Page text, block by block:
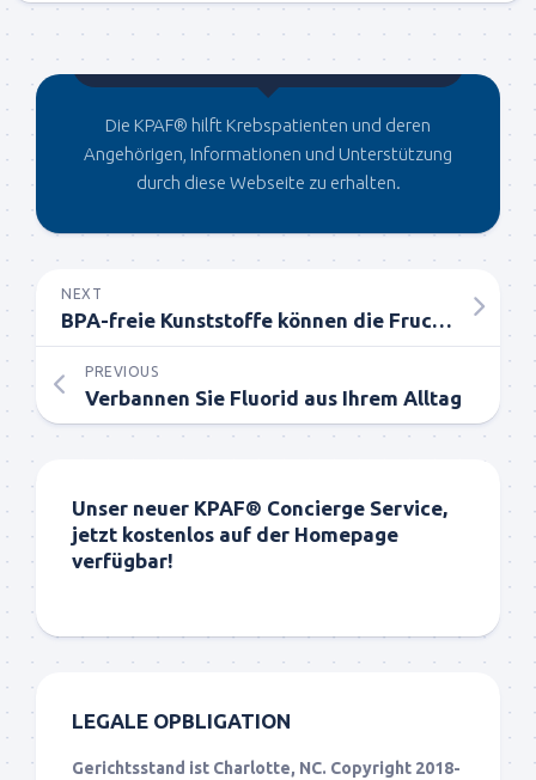
Gegründet von Dr.C
Die KPAF® hilft Krebspatienten und deren
Angehörigen, Informationen und Unterstützung
durch diese Webseite zu erhalten.
NEXT
BPA-freie Kunststoffe können die Fruchtbarkeit beeinträchtigen
PREVIOUS
Verbannen Sie Fluorid aus Ihrem Alltag
Unser neuer KPAF® Concierge Service,
jetzt kostenlos auf der Homepage
verfügbar!
LEGALE OPBLIGATION
Gerichtsstand ist Charlotte, NC. Copyright 2018-